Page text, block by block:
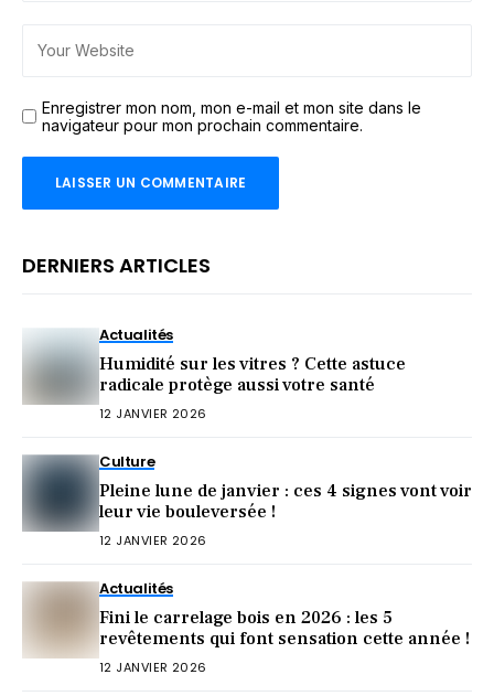
Enregistrer mon nom, mon e-mail et mon site dans le
navigateur pour mon prochain commentaire.
DERNIERS ARTICLES
Actualités
Humidité sur les vitres ? Cette astuce
radicale protège aussi votre santé
12 JANVIER 2026
Culture
Pleine lune de janvier : ces 4 signes vont voir
leur vie bouleversée !
12 JANVIER 2026
Actualités
Fini le carrelage bois en 2026 : les 5
revêtements qui font sensation cette année !
12 JANVIER 2026